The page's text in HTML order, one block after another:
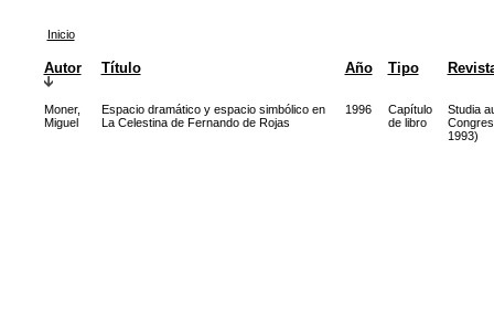
Inicio
Autor Título Año Tipo
Moner,
Miguel
Espacio dramático y espacio simbólico en
La Celestina de Fernando de Rojas
1996
Capítulo
de libro
Studia
1993)